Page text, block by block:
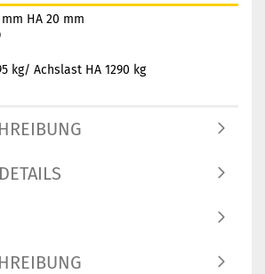
HA 20 mm
kg/ Achslast HA 1290 kg